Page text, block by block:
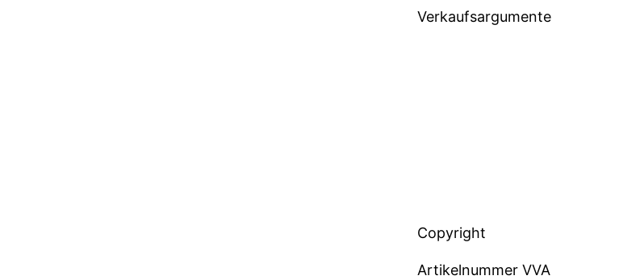
Verkaufsargumente
Copyright
Artikelnummer VVA